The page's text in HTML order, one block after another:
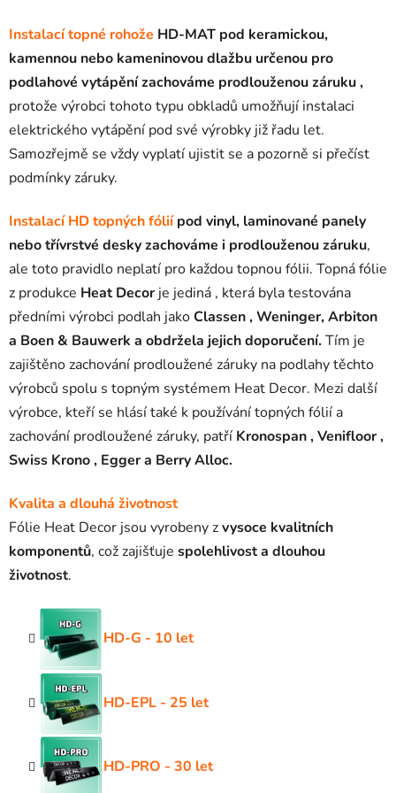
Instalací topné rohože HD-MAT pod keramickou,
kamennou nebo kameninovou dlažbu určenou pro
podlahové vytápění zachováme prodlouženou záruku ,
protože výrobci tohoto typu obkladů umožňují instalaci
elektrického vytápění pod své výrobky již řadu let.
Samozřejmě se vždy vyplatí ujistit se a pozorně si přečíst
podmínky záruky.
Instalací HD topných fólií pod vinyl, laminované panely
nebo třívrstvé desky zachováme i prodlouženou záruku,
ale toto pravidlo neplatí pro každou topnou fólii. Topná fólie
z produkce Heat Decor je jediná , která byla testována
předními výrobci podlah jakoClassen , Weninger, Arbiton
a Boen & Bauwerk a obdržela jejich doporučení. Tím je
zajištěno zachování prodloužené záruky na podlahy těchto
výrobců spolu s topným systémem Heat Decor. Mezi další
výrobce, kteří se hlásí také k používání topných fólií a
zachování prodloužené záruky, patří Kronospan , Venifloor ,
Swiss Krono , Egger a Berry Alloc.
Kvalita a dlouhá životnost
Fólie Heat Decor jsou vyrobeny zvysoce kvalitních
komponentů, což zajišťuje spolehlivost a dlouhou
životnost.
HD-G - 10 let
HD-EPL - 25 let
HD-PRO - 30 let